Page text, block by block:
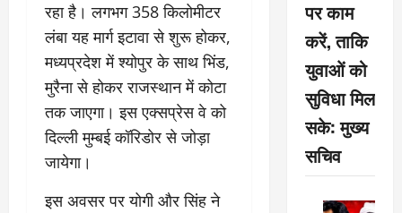
रहा है। लगभग 358 किलोमीटर
लंबा यह मार्ग इटावा से शुरू होकर,
मध्यप्रदेश में श्योपुर के साथ भिंड,
मुरैना से होकर राजस्थान में कोटा
तक जाएगा। इस एक्सप्रेस वे को
दिल्ली मुम्बई कॉरिडोर से जोड़ा
जायेगा।
इस अवसर पर योगी और सिंह ने
पर काम
करें, ताकि
युवाओं को
सुविधा मिल
सके: मुख्य
सचिव